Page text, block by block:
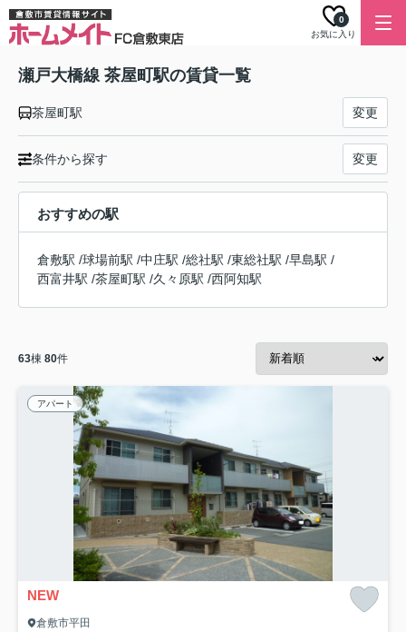
お気に入り
0
瀬戸大橋線 茶屋町駅の賃貸一覧
茶屋町駅 変更
条件から探す 変更
おすすめの駅
倉敷駅 /球場前駅 /中庄駅 /総社駅 /東総社駅 /早島駅 /
西富井駅 /茶屋町駅 /久々原駅 /西阿知駅
63棟 80件
アパート
NEW
倉敷市平田